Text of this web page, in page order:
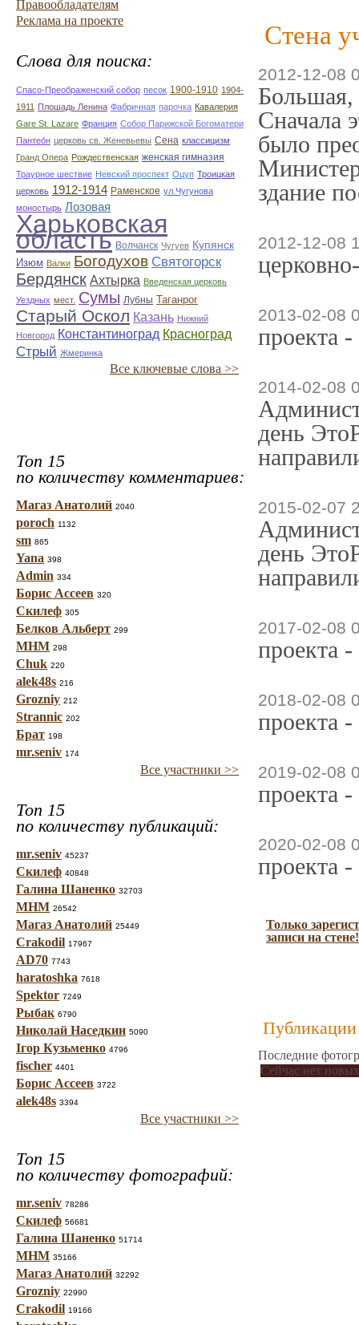
Правообладателям
Реклама на проекте
Слова для поиска:
Спасо-Преображенский собор песок 1900-1910 1904-
1911 Плошадь Ленина Фабричная парочка Кавалерия
Gare St. Lazare Франция Собор Парижской Богоматери
Пантео́н церковь св. Женевьевы Сена классицизм
Гранд Опера Рождественская женская гимназия
Траурное шествие Невский проспект Оцуп Троицкая
церковь 1912-1914 Раменское ул.Чугунова
моностырь Лозовая
Харьковская
область Волчанск Чугуев Купянск
Изюм Валки Богодухов Святогорск
Бердянск Ахтырка Введенская церковь
Уездных мест. Сумы Лубны Таганрог
Старый Оскол Казань Нижний
Новгород Константиноград Красноград
Стрый Жмеринка
Все ключевые слова >>
Топ 15
по количеству комментариев:
Магаз Анатолий 2040
poroch 1132
sm 865
Yana 398
Admin 334
Борис Ассеев 320
Скилеф 305
Белков Альберт 299
МНМ 298
Chuk 220
alek48s 216
Grozniy 212
Strannic 202
Брат 198
mr.seniv 174
Все участники >>
Топ 15
по количеству публикаций:
mr.seniv 45237
Скилеф 40848
Галина Шаненко 32703
МНМ 26542
Магаз Анатолий 25449
Crakodil 17967
AD70 7743
haratoshka 7618
Spektor 7249
Рыбак 6790
Николай Наседкин 5090
Ігор Кузьменко 4796
fischer 4401
Борис Ассеев 3722
alek48s 3394
Все участники >>
Топ 15
по количеству фотографий:
mr.seniv 78286
Скилеф 56681
Галина Шаненко 51714
МНМ 35166
Магаз Анатолий 32292
Grozniy 22990
Crakodil 19166
Стена
2012-12-08
Большая,
Сначала
было
здание
2012-12-08
2013-02-08
проекта
2014-02-08
день
2015-02-07
день
2017-02-08
проекта
2018-02-08
проекта
2019-02-08
проекта
2020-02-08
проекта
Только
записи на стене!
Публикации
Последние
Сейчас нет